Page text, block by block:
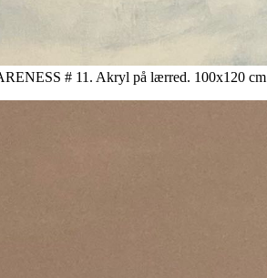
# 11. Akryl på lærred. 100x120 cm